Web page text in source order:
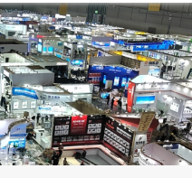
活动会议执行
专柜制作
展会搭建